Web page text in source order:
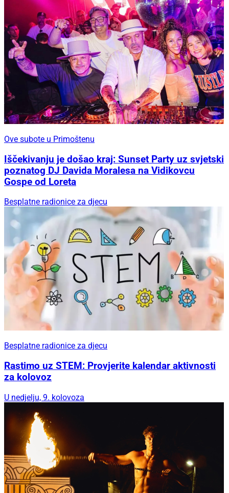
Ove subote u Primoštenu
Iščekivanju je došao kraj: Sunset Party uz svjetski
poznatog DJ Davida Moralesa na Vidikovcu
Gospe od Loreta
Besplatne radionice za djecu
Besplatne radionice za djecu
Rastimo uz STEM: Provjerite kalendar aktivnosti
za kolovoz
U nedjelju, 9. kolovoza